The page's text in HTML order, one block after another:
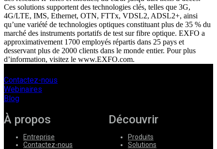
Ces solutions supportent des technologies clés, telles que 3G,
4G/LTE, IMS, Ethernet, OTN, FTTx, VDSL2, ADSL2+, ainsi
qu’une variété de technologies optiques constituant plus de 35 % du
marché des instruments portatifs de test sur fibre optique. EXFO a
approximativement 1700 employés répartis dans 25 pays et
desservant plus de 2000 clients dans le monde entier. Pour plus
d’information, visitez le www.EXFO.com.
Contactez-nous
Webinaires
Blog
À propos
Entreprise
Contactez-nous
Découvrir
Produits
Solutions